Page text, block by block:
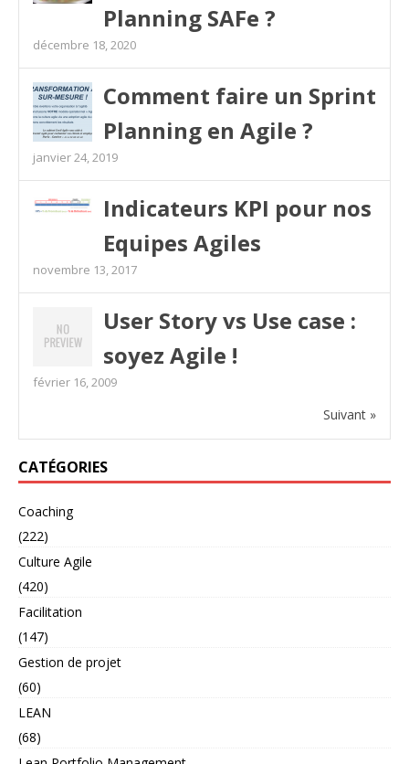
Planning SAFe ?
décembre 18, 2020
Comment faire un Sprint
Planning en Agile ?
janvier 24, 2019
Indicateurs KPI pour nos
Equipes Agiles
novembre 13, 2017
User Story vs Use case :
soyez Agile !
février 16, 2009
Suivant »
CATÉGORIES
Coaching
(222)
Culture Agile
(420)
Facilitation
(147)
Gestion de projet
(60)
LEAN
(68)